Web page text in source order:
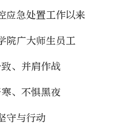
应急处置工作以来
院广大师生员工
、并肩作战
、不惧黑夜
守与行动